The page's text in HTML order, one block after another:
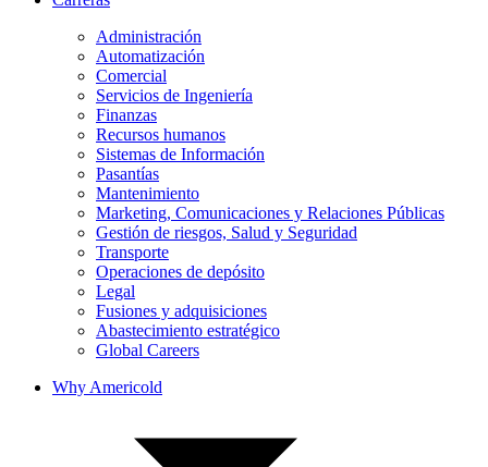
Administración
Automatización
Comercial
Servicios de Ingeniería
Finanzas
Recursos humanos
Sistemas de Información
Pasantías
Mantenimiento
Marketing, Comunicaciones y Relaciones Públicas
Gestión de riesgos, Salud y Seguridad
Transporte
Operaciones de depósito
Legal
Fusiones y adquisiciones
Abastecimiento estratégico
Global Careers
Why Americold